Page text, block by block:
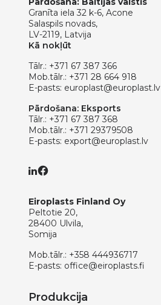
Granīta iela 32 k-6, Acone
Salaspils novads,
LV-2119, Latvija
Kā nokļūt
Tālr.: +371 67 387 366
Mob.tālr.: +371 28 664 918
E-pasts: europlast@europlast.lv
Pārdošana: Eksports
Tālr.: +371 67 387 368
Mob.tālr.: +371 29379508
E-pasts: export@europlast.lv
Eiroplasts Finland Oy
Peltotie 20,
28400 Ulvila,
Somija
Mob.tālr.: +358 444936717
E-pasts: office@eiroplasts.fi
Produkcija